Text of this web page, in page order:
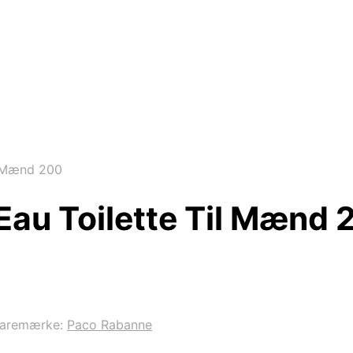
200
Toilette Til Mænd
Paco Rabanne